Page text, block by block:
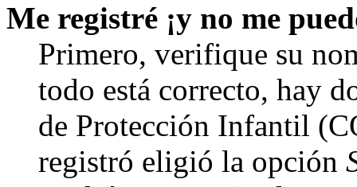
Me registré ¡y no me
Primero, verifique su
todo está correcto, hay
de Protección Infantil
registró eligió la opción